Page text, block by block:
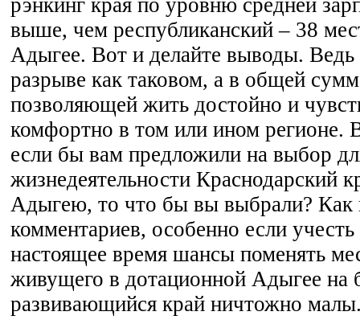
выше, чем республиканский – 38
Адыгее. Вот и делайте выводы. Ведь
разрыве как таковом, а в общей
позволяющей жить достойно и
комфортно в том или ином регионе.
если бы вам предложили на выбор
жизнедеятельности Краснодарский
Адыгею, то что бы вы выбрали? Как
комментариев, особенно если
настоящее время шансы поменять
живущего в дотационной Адыгее на
развивающийся край ничтожно